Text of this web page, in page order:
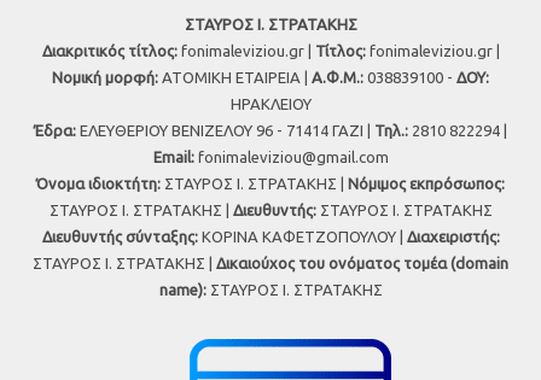
ΣΤΑΥΡΟΣ Ι. ΣΤΡΑΤΑΚΗΣ
Διακριτικός τίτλος:fonimaleviziou.gr | Τίτλος:fonimaleviziou.gr |
Νομική μορφή: ΑΤΟΜΙΚΗ ΕΤΑΙΡΕΙΑ | Α.Φ.Μ.: 038839100 - ΔΟΥ:
ΗΡΑΚΛΕΙΟΥ
Έδρα: ΕΛΕΥΘΕΡΙΟΥ ΒΕΝΙΖΕΛΟΥ 96 - 71414 ΓΑΖΙ | Τηλ.: 2810 822294 |
Εmail: fonimaleviziou@gmail.com
Όνομα ιδιοκτήτη: ΣΤΑΥΡΟΣ Ι. ΣΤΡΑΤΑΚΗΣ | Νόμιμος εκπρόσωπος:
ΣΤΑΥΡΟΣ Ι. ΣΤΡΑΤΑΚΗΣ | Διευθυντής:ΣΤΑΥΡΟΣ Ι. ΣΤΡΑΤΑΚΗΣ
Διευθυντής σύνταξης:ΚΟΡΙΝΑ ΚΑΦΕΤΖΟΠΟΥΛΟΥ | Διαχειριστής:
ΣΤΑΥΡΟΣ Ι. ΣΤΡΑΤΑΚΗΣ | Δικαιούχος του ονόματος τομέα (domain
name):ΣΤΑΥΡΟΣ Ι. ΣΤΡΑΤΑΚΗΣ